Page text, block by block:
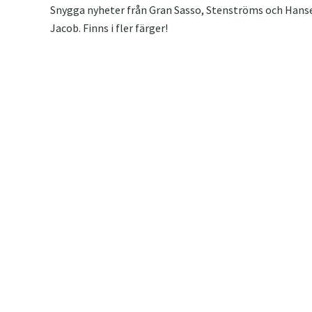
Snygga nyheter från Gran Sasso, Stenströms och
Jacob. Finns i fler färger!